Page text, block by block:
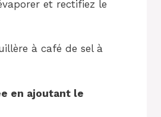
et rectifiez le
à café de sel à
en ajoutant le